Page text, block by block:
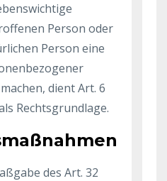
Person oder
Person eine
dient Art. 6
Rechtsgrundlage.
des Art. 32